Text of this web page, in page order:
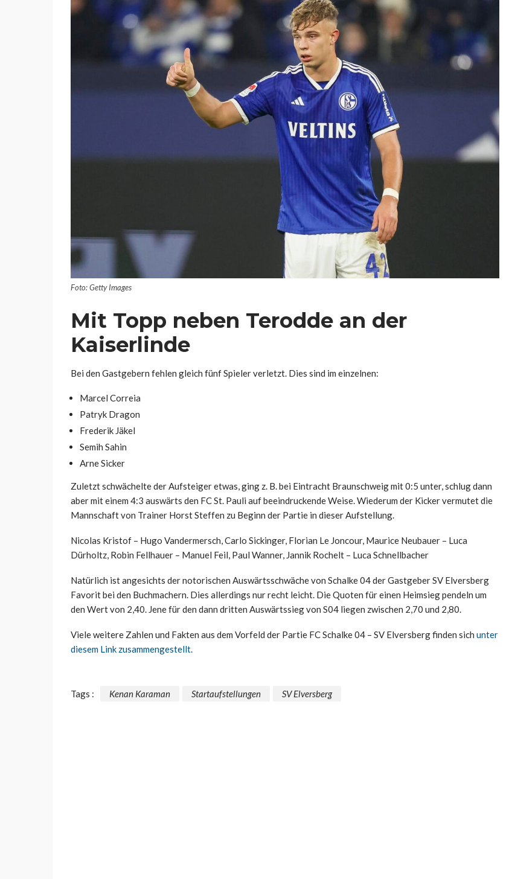
Foto: Getty Images
Mit Topp neben Terodde an der
Kaiserlinde
Bei den Gastgebern fehlen gleich fünf Spieler verletzt. Dies sind im einzelnen:
Marcel Correia
Patryk Dragon
Frederik Jäkel
Semih Sahin
Arne Sicker
Zuletzt schwächelte der Aufsteiger etwas, ging z. B. bei Eintracht Braunschweig mit 0:5 unter, schlug dann
aber mit einem 4:3 auswärts den FC St. Pauli auf beeindruckende Weise. Wiederum der Kicker vermutet die
Mannschaft von Trainer Horst Steffen zu Beginn der Partie in dieser Aufstellung.
Nicolas Kristof – Hugo Vandermersch, Carlo Sickinger, Florian Le Joncour, Maurice Neubauer – Luca
Dürholtz, Robin Fellhauer – Manuel Feil, Paul Wanner, Jannik Rochelt – Luca Schnellbacher
Natürlich ist angesichts der notorischen Auswärtsschwäche von Schalke 04 der Gastgeber SV Elversberg
Favorit bei den Buchmachern. Dies allerdings nur recht leicht. Die Quoten für einen Heimsieg pendeln um
den Wert von 2,40. Jene für den dann dritten Auswärtssieg von S04 liegen zwischen 2,70 und 2,80.
Viele weitere Zahlen und Fakten aus dem Vorfeld der Partie FC Schalke 04 – SV Elversberg finden sich unter
diesem Link zusammengestellt.
Tags : Kenan Karaman Startaufstellungen SV Elversberg